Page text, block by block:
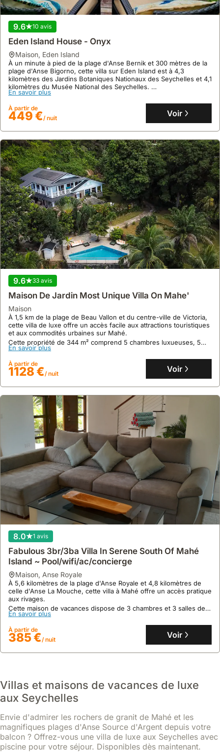
9.4 278 avis
My Corner Guest House 1
maison
Au cœur du quartier central des affaires de Melbourne, cet
hébergement de vacances se trouve à quelques pas de la gare de
Flinders Street et de la Federation Square.
Cette villa, pouvant accueillir 3 personnes, offre une connexion
Internet, la climatisation et un jardin, à proximité immédiate de la
rivière Yarra et des galeries d'art.
À partir de
70 € Voir
Aucun avis
Two Bedroom Villa 2 - Chateau Elysium
maison
Directement connectée au jardin, cette villa offre un accès
privilégié à la plage de Beau Vallon, à Mahé.
Cette location de villa, conçue pour 4 personnes, propose 2
chambres climatisées, des piscines privatives, et une cuisine
entièrement équipée pour un séjour en toute autonomie.
À partir de
512 € Voir
Aucun avis
Villa Citronella Vue Sur Mer
maison Mahe
Surplombant l'océan Indien, cette villa exclusive se situe sur une
colline de Mahé, à proximité du Domaine de Val des Près et de La
Plaine St. Andre.
Cette location de villa, offrant une capacité de 14 personnes,
dispose de six chambres spacieuses avec terrasses privatives et
luxuriant.
En savoir plus
À partir de
990 € / nuit Voir
9.6 10 avis
Eden Island House - Onyx
maison, Eden Island
À un minute à pied de la plage d'Anse Bernik et 300 mètres de la
plage d'Anse Bigorno, cette villa sur Eden Island est à 4,3
kilomètres des Jardins Botaniques Nationaux des Seychelles et 4,1
kilomètres du Musée National des Seychelles.
Cette maison de vacances spacieuse de 156 m² offre 3 chambres,
3 salles de bain, une piscine extérieure, un jardin tropical et une
connexion Wi-Fi gratuite, idéale pour accueillir jusqu'à 11
personnes.
En savoir plus
À partir de
449 €/ nuit Voir
9.6 33 avis
Maison De Jardin Most Unique Villa On Mahe'
maison
À 1,5 km de la plage de Beau Vallon et du centre-ville de Victoria,
cette villa de luxe offre un accès facile aux attractions touristiques
et aux commodités urbaines sur Mahé.
Cette propriété de 344 m² comprend 5 chambres luxueuses, 5
salles de bains, deux cuisines gastronomiques et une piscine
privée avec vue sur le parc marin, idéale pour 12 personnes.
En savoir plus
À partir de
1128 €/ nuit Voir
8.0 1 avis
Fabulous 3br/3ba Villa In Serene South Of Mahé
Island ~ Pool/wifi/ac/concierge
maison, Anse Royale
À 5,6 kilomètres de la plage d'Anse Royale et 4,8 kilomètres de
celle d'Anse La Mouche, cette villa à Mahé offre un accès pratique
aux rivages.
Cette maison de vacances dispose de 3 chambres et 3 salles de
bain pour 6 personnes, avec climatisation, piscine privée,
terrasse, barbecue et une cuisine équipée d'un four et d'un lave-
vaisselle.
En savoir plus
À partir de
385 €/ nuit Voir
Villas et maisons de vacances de luxe
aux Seychelles
Envie d'admirer les rochers de granit de Mahé et les
magnifiques plages d'Anse Source d'Argent depuis votre
balcon ? Offrez-vous une villa de luxe aux Seychelles avec
piscine pour votre séjour. Disponibles dès maintenant.